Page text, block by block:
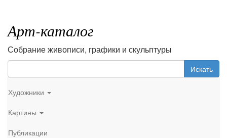
Арт-каталог
Собрание живописи, графики и скульптуры
Искать
Художники
Картины
Публикации